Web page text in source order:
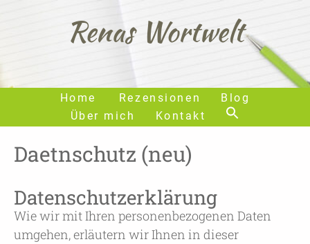
Home Rezensionen
Blog
Über mich
Kontakt
Renas Wortwelt
Daetnschutz (neu)
Datenschutzerklärung
Wie wir mit Ihren personenbezogenen Daten
umgehen, erläutern wir Ihnen in dieser